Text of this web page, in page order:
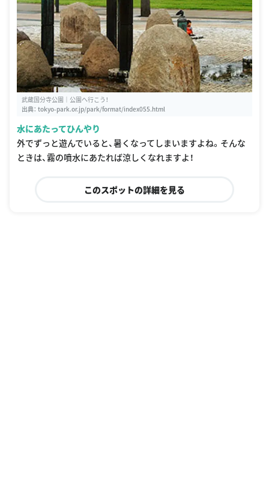
武蔵国分寺公園｜公園へ行こう！
出典： tokyo-park.or.jp/park/format/index055.html
水にあたってひんやり
外でずっと遊んでいると、暑くなってしまいますよね。そんな
ときは、霧の噴水にあたれば涼しくなれますよ！
このスポットの詳細を見る